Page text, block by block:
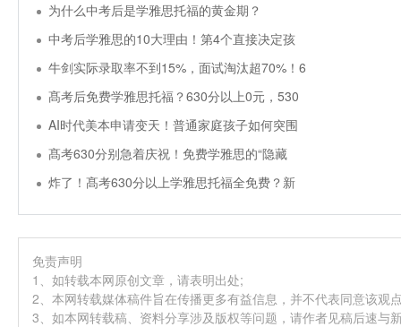
为什么中考后是学雅思托福的黄金期？
中考后学雅思的10大理由！第4个直接决定孩
牛剑实际录取率不到15%，面试淘汰超70%！6
髙考后免费学雅思托福？630分以上0元，530
AI时代美本申请变天！普通家庭孩子如何突围
髙考630分别急着庆祝！免费学雅思的“隐藏
炸了！髙考630分以上学雅思托福全免费？新
免责声明
1、如转载本网原创文章，请表明出处;
2、本网转载媒体稿件旨在传播更多有益信息，并不代表同意该观
3、如本网转载稿、资料分享涉及版权等问题，请作者见稿后速